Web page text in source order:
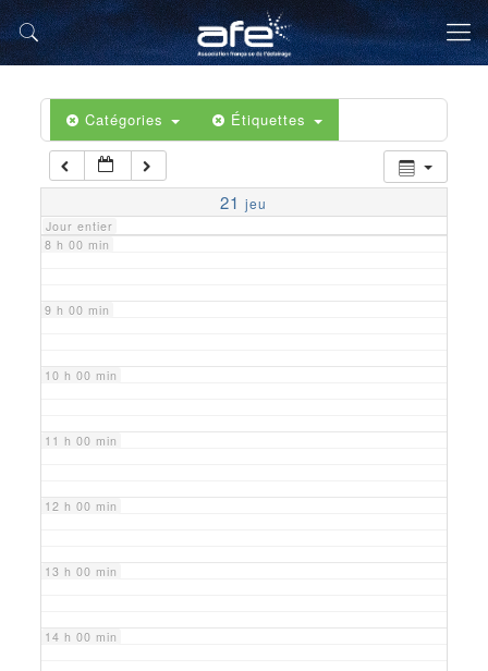
Catégories Étiquettes
21 jeu
Jour entier
5 h 00 min
6 h 00 min
7 h 00 min
8 h 00 min
9 h 00 min
10 h 00 min
11 h 00 min
12 h 00 min
13 h 00 min
14 h 00 min